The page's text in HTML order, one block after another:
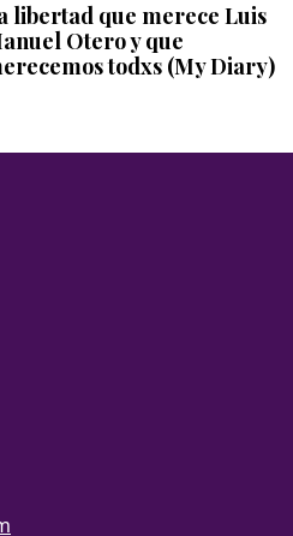
libertad que merece Luis
Otero y que
todxs (My Diary)